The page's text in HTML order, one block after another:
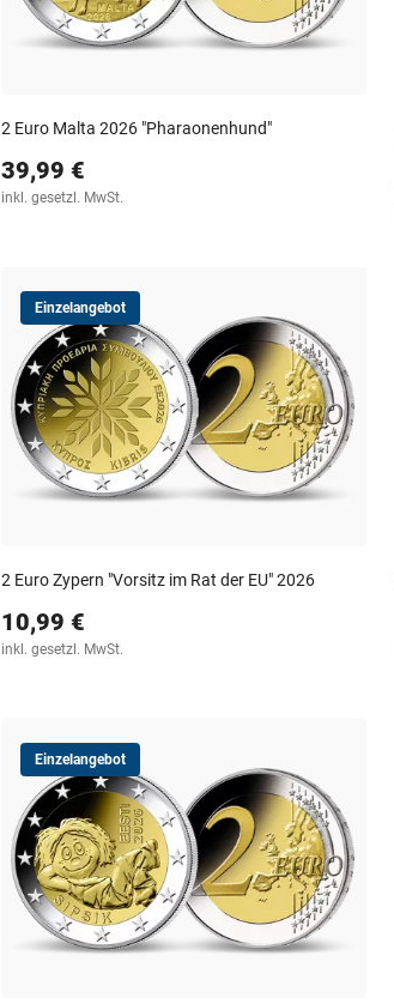
2 Euro Malta 2026 "Pharaonenhund"
39,99 €
inkl. gesetzl. MwSt.
Einzelangebot
2 Euro Zypern "Vorsitz im Rat der EU" 2026
10,99 €
inkl. gesetzl. MwSt.
Einzelangebot